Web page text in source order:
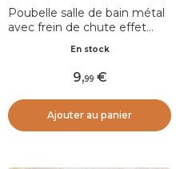
Poubelle salle de bain métal
avec frein de chute effet
En stock
9,99
Ajouter au panier